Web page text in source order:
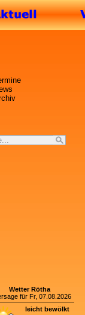
Wetter Rötha
für Fr, 07.08.2026
leicht bewölkt